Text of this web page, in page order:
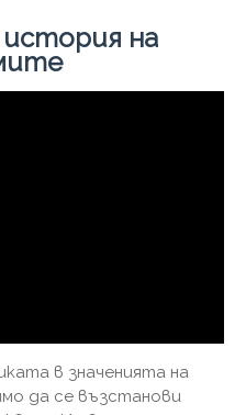
на
в значенията на
да се възстанови